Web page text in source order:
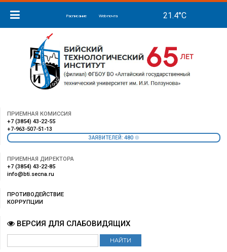
Расписание Web-почта
ПРИЕМНАЯ КОМИССИЯ
+7 (3854) 43-22-55
+7-963-507-51-13
ЗАЯВИТЕЛЕЙ: 480
ПРИЕМНАЯ ДИРЕКТОРА
+7 (3854) 43-22-85
info@bti.secna.ru
ПРОТИВОДЕЙСТВИЕ
КОРРУПЦИИ
ВЕРСИЯ ДЛЯ СЛАБОВИДЯЩИХ